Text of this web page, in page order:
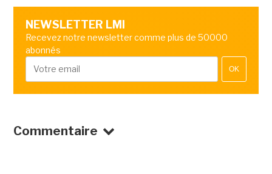
NEWSLETTER LMI
Recevez notre newsletter comme plus de 50000
abonnés
OK
Commentaire